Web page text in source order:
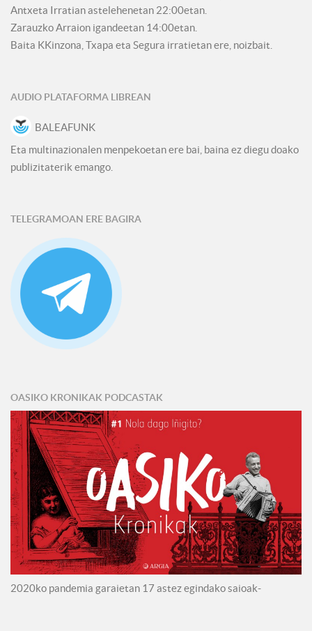
Antxeta Irratian astelehenetan 22:00etan.
Zarauzko Arraion igandeetan 14:00etan.
Baita KKinzona, Txapa eta Segura irratietan ere, noizbait.
AUDIO PLATAFORMA LIBREAN
BALEAFUNK
Eta multinazionalen menpekoetan ere bai, baina ez diegu doako
publizitaterik emango.
TELEGRAMOAN ERE BAGIRA
OASIKO KRONIKAK PODCASTAK
2020ko pandemia garaietan 17 astez egindako saioak-